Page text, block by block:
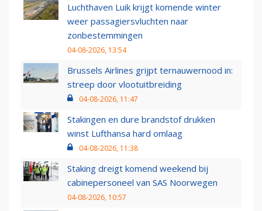
Luchthaven Luik krijgt komende winter
weer passagiersvluchten naar
zonbestemmingen
04-08-2026, 13:54
Brussels Airlines grijpt ternauwernood in:
streep door vlootuitbreiding
04-08-2026, 11:47
Stakingen en dure brandstof drukken
winst Lufthansa hard omlaag
04-08-2026, 11:38
Staking dreigt komend weekend bij
cabinepersoneel van SAS Noorwegen
04-08-2026, 10:57